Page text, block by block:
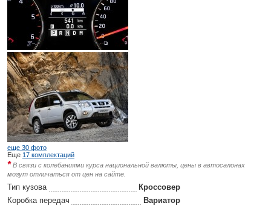
еще 30 фото
Еще 17 комплектаций
*В связи с колебаниями курса национальной валюты, цены в автосалонах
могут отличаться от цен на сайте.
Тип кузова
Кроссовер
Коробка передач
Вариатор